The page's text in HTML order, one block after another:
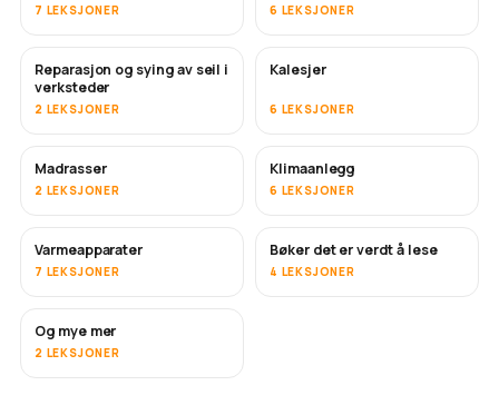
7 LEKSJONER 6 LEKSJONER
SNART
Reparasjon og sying av seil i
verksteder
2 LEKSJONER
Kalesjer
6 LEKSJONER
Madrasser
2 LEKSJONER
SNART
Klimaanlegg
6 LEKSJONER
SNART
Varmeapparater
7 LEKSJONER
SNART
Bøker det er verdt å lese
4 LEKSJONER
SNART
Og mye mer
2 LEKSJONER